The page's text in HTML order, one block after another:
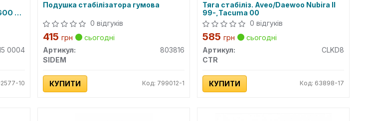
91
0004
10
Подушка стабілізатора гумова
0 відгуків
415грн
сьогодні
Артикул:
803816
SIDEM
КУПИТИ Код: 799012-1
Тяга стабіліз. Aveo/Daewoo Nubira II
99-,Tacuma 00
0 відгуків
585грн
сьогодні
Артикул:
CLKD8
CTR
КУПИТИ Код: 63898-17